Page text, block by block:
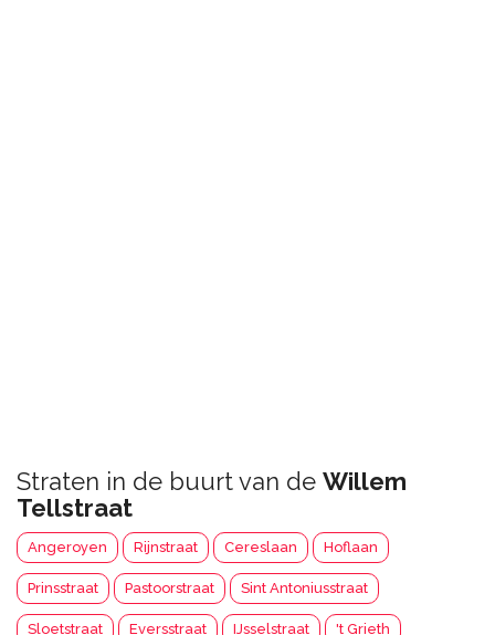
Straten in de buurt van de Willem
Tellstraat
Angeroyen Rijnstraat Cereslaan Hoflaan
Prinsstraat Pastoorstraat Sint Antoniusstraat
Sloetstraat Eversstraat IJsselstraat 't Grieth